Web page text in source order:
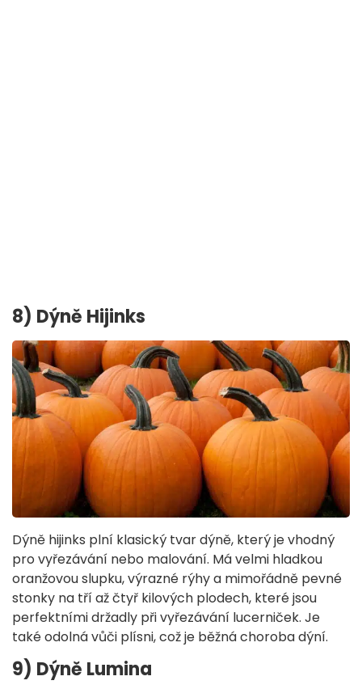
8) Dýně Hijinks
Dýně hijinks plní klasický tvar dýně, který je vhodný
pro vyřezávání nebo malování. Má velmi hladkou
oranžovou slupku, výrazné rýhy a mimořádně pevné
stonky na tří až čtyř kilových plodech, které jsou
perfektními držadly při vyřezávání lucerniček. Je
také odolná vůči plísni, což je běžná choroba dýní.
9) Dýně Lumina